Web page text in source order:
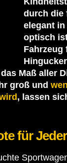
durch die
elegant
optisch
Fahrzeug
Maß aller
groß und
, lassen
für